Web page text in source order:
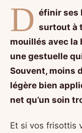
D éfinir ses
surtout à
mouillés avec la
une gestuelle
Souvent, moins
légère bien
net qu’un soin
Et si vos frisottis